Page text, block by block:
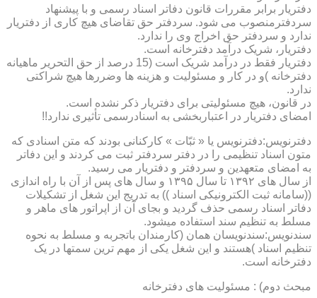
دفتریار برابر مقررات قانون دفاتر اسناد رسمی و با پیشنهاد
سردفترمنصوب می شود. سردفتر حق تقاضای هیچ کاری از دفتریار
ندارد و سردفتر حق اخراج وی را ندارد.
دفتریار، شریک درآمد دفترخانه است.
دفتریار فقط در درآمد شریک است (15 درصد از حق التحریر ماهیانه
دفترخانه )و در کار و مسئولیت و هزینه ها وضررها هیچ شراکتی
ندارد.
در قانون، هیچ مسئولیتی برای دفتریار ذکر نشده است.
امضای دفتریار در اعتباربخشی به اسنادرسمی تأثیری ندارد!!
دفترنویس:دفترنویس یا « ثبّات » کارکنانی بودند که متن اسنادی که
متون اسناد تنظیمی را در دفتر سردفتر ثبت می کردند و این دفاتر
به امضای متعهدین و سردفتر و دفتریار می رسید.
از سال های ۱۳۹۲ تا سال ۱۳۹۵ و سال های پس از آن با راه اندازی
((سامانه ثبت الکترونیکی اسناد )) به تدریج این شغل از تشکیلات
دفاتر اسناد رسمی حذف گردید و بجای آن از اپراتور های ماهر و
مسلط به تنظیم سند استفاده میشود.
سندنویس:سندنویسان همان (کارمندان باتجربه و مسلط به نحوه
تنظیم اسناد )هستند و این شغل یکی از مهم ترین سمتها در یک
دفترخانه است.
مبحث دوم) : مسئولیت های دفترخانه